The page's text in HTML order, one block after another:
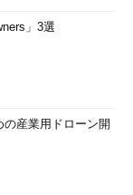
」3選
産業用ドローン開